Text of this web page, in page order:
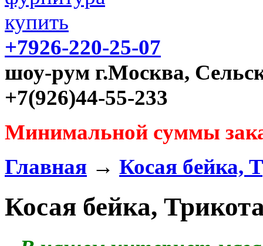
+7926-220-25-07
шоу-рум г.Москва,
+7(926)44-55-233
Минимальной суммы
Главная → Косая бейка,
Косая бейка,